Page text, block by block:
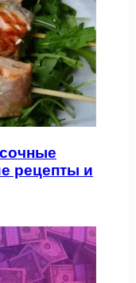
рецепты и